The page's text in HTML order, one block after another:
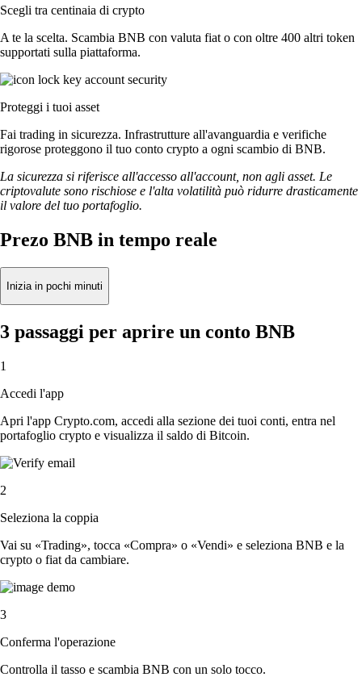
Scegli tra centinaia di crypto
A te la scelta. Scambia BNB con valuta fiat o con oltre 400 altri token
supportati sulla piattaforma.
Proteggi i tuoi asset
Fai trading in sicurezza. Infrastrutture all'avanguardia e verifiche
rigorose proteggono il tuo conto crypto a ogni scambio di BNB.
La sicurezza si riferisce all'accesso all'account, non agli asset. Le
criptovalute sono rischiose e l'alta volatilità può ridurre drasticamente
il valore del tuo portafoglio.
Prezo BNB in tempo reale
Inizia in pochi minuti
3 passaggi per aprire un conto BNB
1
Accedi l'app
Apri l'app Crypto.com, accedi alla sezione dei tuoi conti, entra nel
portafoglio crypto e visualizza il saldo di Bitcoin.
2
Seleziona la coppia
Vai su «Trading», tocca «Compra» o «Vendi» e seleziona BNB e la
crypto o fiat da cambiare.
3
Conferma l'operazione
Controlla il tasso e scambia BNB con un solo tocco.